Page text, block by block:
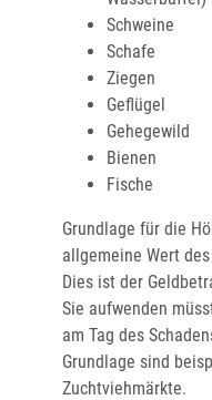
Schweine
Schafe
Ziegen
Geflügel
Gehegewild
Bienen
Fische
Grundlage für die
allgemeine Wert
Dies ist der
Sie aufwenden
am Tag des
Grundlage sind
Zuchtviehmärkte.